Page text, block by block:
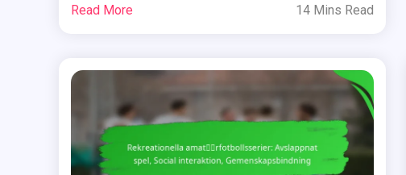
Read More 14 Mins Read